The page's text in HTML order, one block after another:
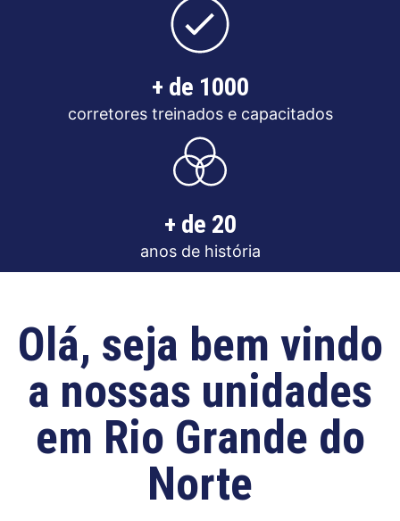
+ de 1000
corretores treinados e capacitados
+ de 20
anos de história
Olá, seja bem vindo
a nossas unidades
em Rio Grande do
Norte